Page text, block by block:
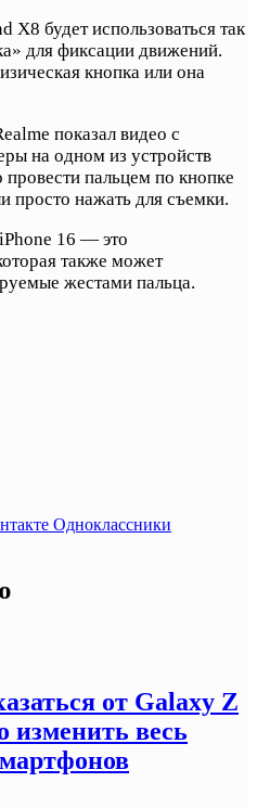
X8 будет использоваться так
для фиксации движений.
кнопка или она
показал видео с
на одном из устройств
пальцем по кнопке
просто нажать для съемки.
16 — это
также может
жестами пальца.
Одноклассники
от Galaxy Z
изменить весь